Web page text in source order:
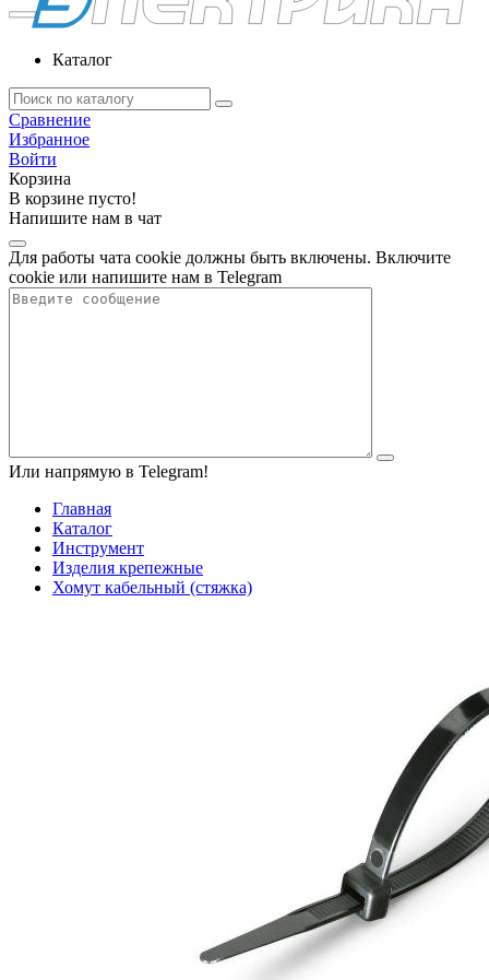
Каталог
Сравнение
Избранное
Войти
Корзина
В корзине пусто!
Напишите нам в чат
Для работы чата cookie должны быть включены. Включите
cookie или напишите нам в Telegram
Или напрямую в Telegram!
Главная
Каталог
Инструмент
Изделия крепежные
Хомут кабельный (стяжка)